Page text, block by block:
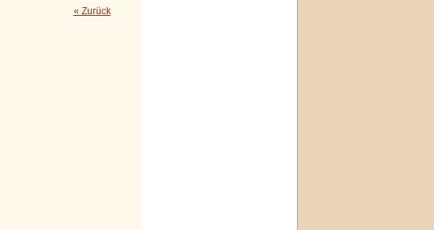
« Zurück